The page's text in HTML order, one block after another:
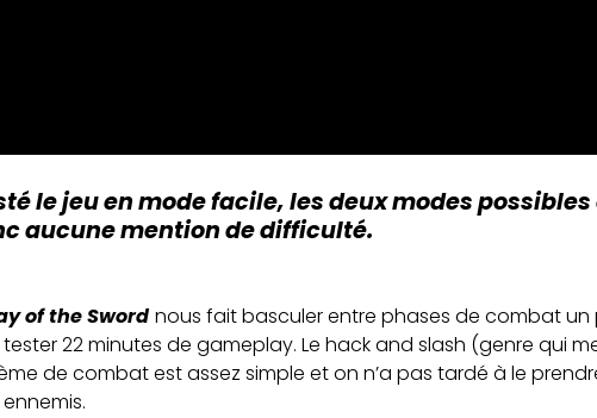
le jeu en mode facile, les deux modes
aucune mention de difficulté.
of the Sword nous fait basculer entre phases de combat
22 minutes de gameplay. Le hack and slash (genre qui
de combat est assez simple et on n’a pas tardé à le